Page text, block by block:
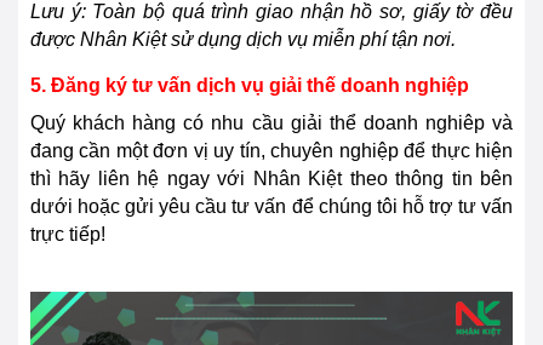
Lưu ý: Toàn bộ quá trình giao nhận hồ sơ, giấy tờ đều
được Nhân Kiệt sử dụng dịch vụ miễn phí tận nơi.
5. Đăng ký tư vấn dịch vụ giải thế doanh nghiệp
Quý khách hàng có nhu cầu giải thể doanh nghiêp và
đang cần một đơn vị uy tín, chuyên nghiệp để thực hiện
thì hãy liên hệ ngay với Nhân Kiệt theo thông tin bên
dưới hoặc gửi yêu cầu tư vấn để chúng tôi hỗ trợ tư vấn
trực tiếp!